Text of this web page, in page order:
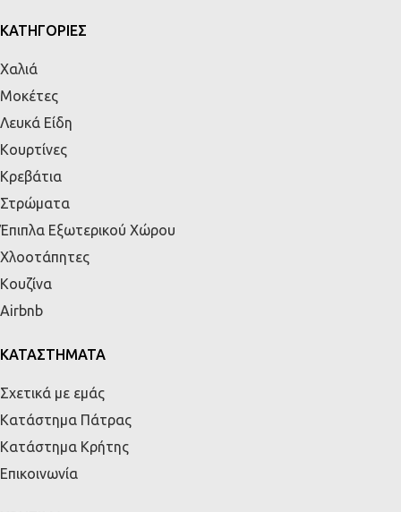
ΚΑΤΗΓΟΡΙΕΣ
Χαλιά
Μοκέτες
Λευκά Είδη
Κουρτίνες
Κρεβάτια
Στρώματα
Έπιπλα Εξωτερικού Χώρου
Χλοοτάπητες
Κουζίνα
Airbnb
ΚΑΤΑΣΤΗΜΑΤΑ
Σχετικά με εμάς
Κατάστημα Πάτρας
Κατάστημα Κρήτης
Επικοινωνία